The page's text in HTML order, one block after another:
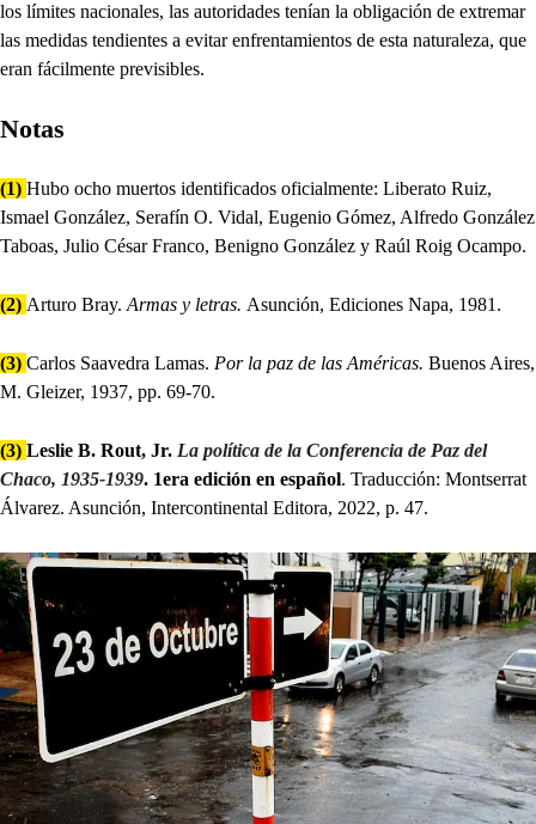
los límites nacionales, las autoridades tenían la obligación de extremar
las medidas tendientes a evitar enfrentamientos de esta naturaleza, que
eran fácilmente previsibles.
Notas
(1) Hubo ocho muertos identificados oficialmente: Liberato Ruiz,
Ismael González, Serafín O. Vidal, Eugenio Gómez, Alfredo González
Taboas, Julio César Franco, Benigno González y Raúl Roig Ocampo.
(2) Arturo Bray. Armas y letras. Asunción, Ediciones Napa, 1981.
(3) Carlos Saavedra Lamas. Por la paz de las Américas. Buenos Aires,
M. Gleizer, 1937, pp. 69-70.
(3) Leslie B. Rout, Jr. La política de la Conferencia de Paz del
Chaco, 1935-1939. 1era edición en español. Traducción: Montserrat
Álvarez. Asunción, Intercontinental Editora, 2022, p. 47.